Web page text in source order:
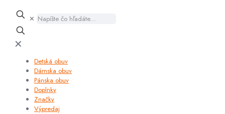
✕
✕
Detská obuv
Dámska obuv
Pánska obuv
Doplnky
Značky
Výpredaj